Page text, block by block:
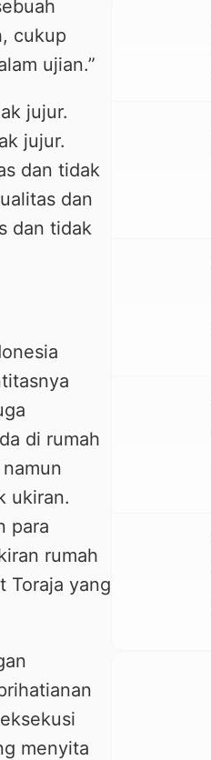
cukup
ujian.”
jujur.
jujur.
dan tidak
dan
dan tidak
di rumah
ukiran.
para
rumah
Toraja yang
menyita